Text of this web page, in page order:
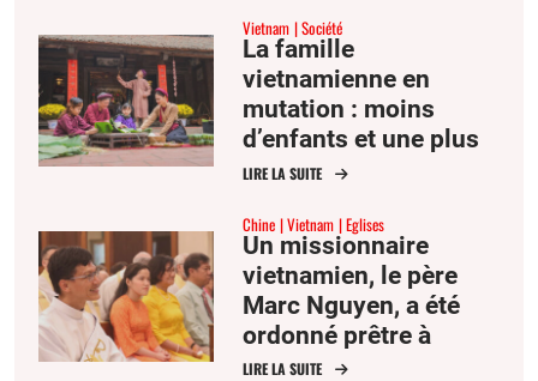
Vietnam Société
La famille
vietnamienne en
mutation : moins
d’enfants et une plus
grande solitude
LIRE LA SUITE
Chine Vietnam Eglises
Un missionnaire
vietnamien, le père
Marc Nguyen, a été
ordonné prêtre à
Hong-Kong
LIRE LA SUITE